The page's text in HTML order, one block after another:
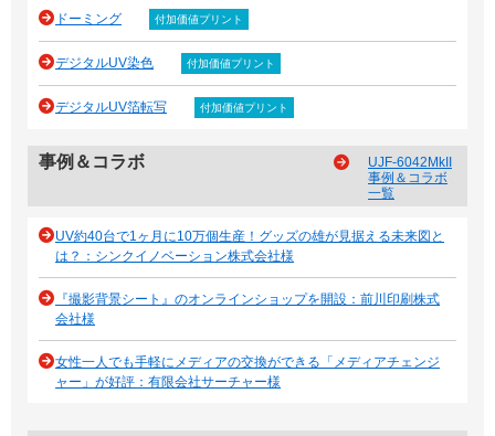
ドーミング 付加価値プリント
デジタルUV染色 付加価値プリント
デジタルUV箔転写 付加価値プリント
事例＆コラボ
UJF-6042MkII
事例＆コラボ
一覧
UV約40台で1ヶ月に10万個生産！グッズの雄が見据える未来図と
は？：シンクイノベーション株式会社様
『撮影背景シート』のオンラインショップを開設：前川印刷株式
会社様
女性一人でも手軽にメディアの交換ができる「メディアチェンジ
ャー」が好評：有限会社サーチャー様